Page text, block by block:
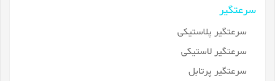
سرعتگیر
سرعتگیر پلاستیکی
سرعتگیر لاستیکی
سرعتگیر پرتابل